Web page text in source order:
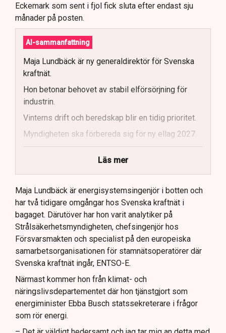
Eckemark som sent i fjol fick sluta efter endast sju
månader på posten.
AI-sammanfattning
Maja Lundbäck är ny generaldirektör för Svenska
kraftnät.
Hon betonar behovet av stabil elförsörjning för
industrin.
Vinterns drift och beredskap blir en tidig prioritet.
Myndigheten ska förbereda sig för ny ellag 2027.
Maja Lundbäck vill se en mer proaktiv
Läs mer
Maja Lundbäck är energisystemsingenjör i botten och
har två tidigare omgångar hos Svenska kraftnät i
bagaget. Därutöver har hon varit analytiker på
Strålsäkerhetsmyndigheten, chefsingenjör hos
Försvarsmakten och specialist på den europeiska
samarbetsorganisationen för stamnätsoperatörer där
Svenska kraftnät ingår, ENTSO-E.
Närmast kommer hon från klimat- och
näringslivsdepartementet där hon tjänstgjort som
energiminister Ebba Busch statssekreterare i frågor
som rör energi.